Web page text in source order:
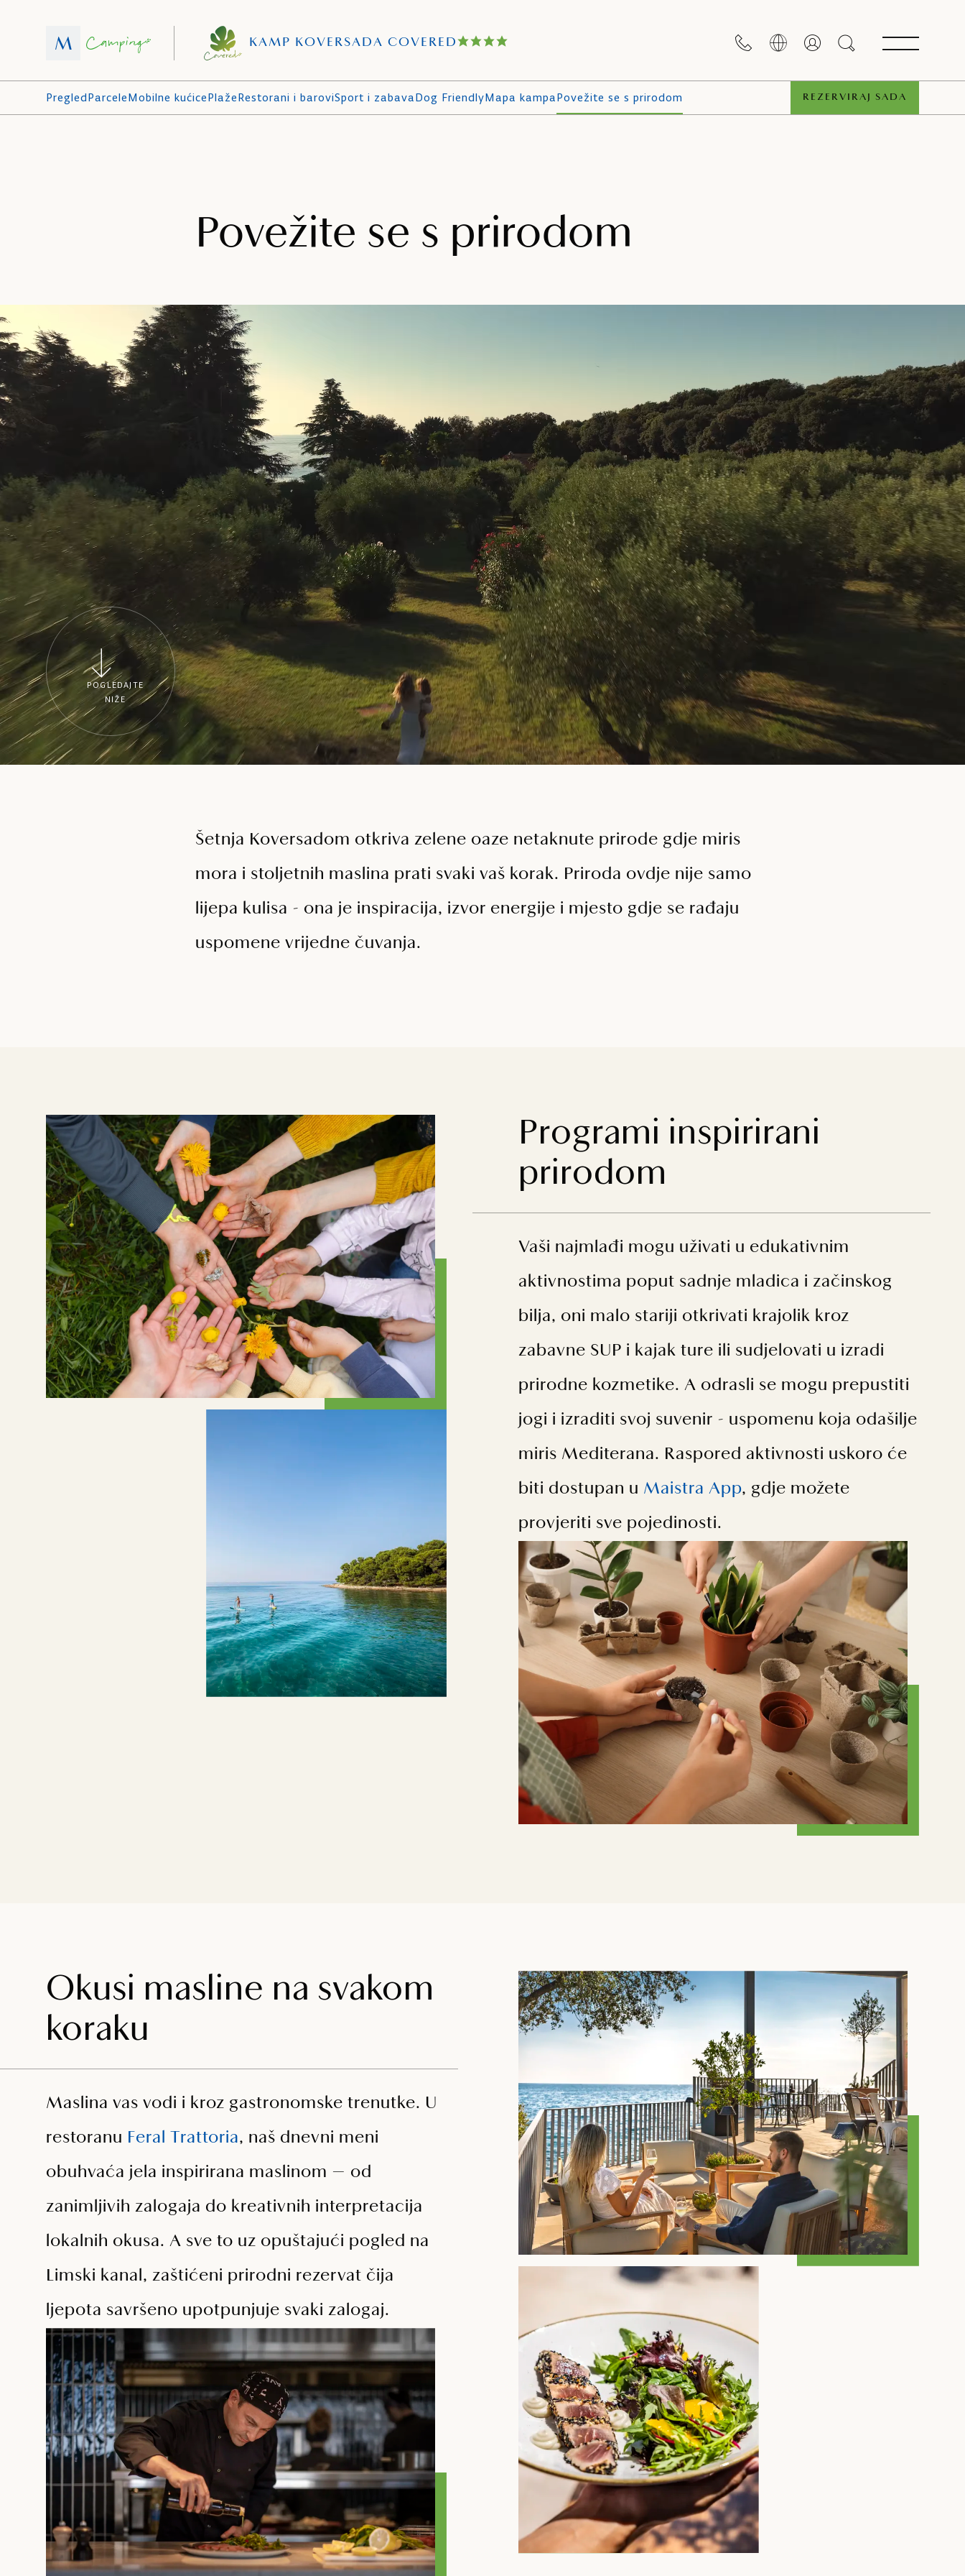
KAMP KOVERSADA COVERED
REZERVIRAJ SADA
PregledParceleMobilne kućicePlažeRestorani i baroviSport i zabavaDog FriendlyMapa kampaPovežite se s prirodom
Povežite se s prirodom
POGLEDAJTE
NIŽE
Šetnja Koversadom otkriva zelene oaze netaknute prirode gdje miris
mora i stoljetnih maslina prati svaki vaš korak. Priroda ovdje nije samo
lijepa kulisa - ona je inspiracija, izvor energije i mjesto gdje se rađaju
uspomene vrijedne čuvanja.
Programi inspirirani
prirodom
Vaši najmlađi mogu uživati u edukativnim
aktivnostima poput sadnje mladica i začinskog
bilja, oni malo stariji otkrivati krajolik kroz
zabavne SUP i kajak ture ili sudjelovati u izradi
prirodne kozmetike. A odrasli se mogu prepustiti
jogi i izraditi svoj suvenir - uspomenu koja odašilje
miris Mediterana. Raspored aktivnosti uskoro će
biti dostupan u Maistra App, gdje možete
provjeriti sve pojedinosti.
Okusi masline na svakom
koraku
Maslina vas vodi i kroz gastronomske trenutke. U
restoranu Feral Trattoria, naš dnevni meni
obuhvaća jela inspirirana maslinom — od
zanimljivih zalogaja do kreativnih interpretacija
lokalnih okusa. A sve to uz opuštajući pogled na
Limski kanal, zaštićeni prirodni rezervat čija
ljepota savršeno upotpunjuje svaki zalogaj.